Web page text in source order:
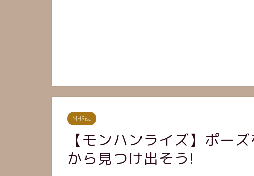
MHRise
【モンハンライズ】ポー
から見つけ出そう!